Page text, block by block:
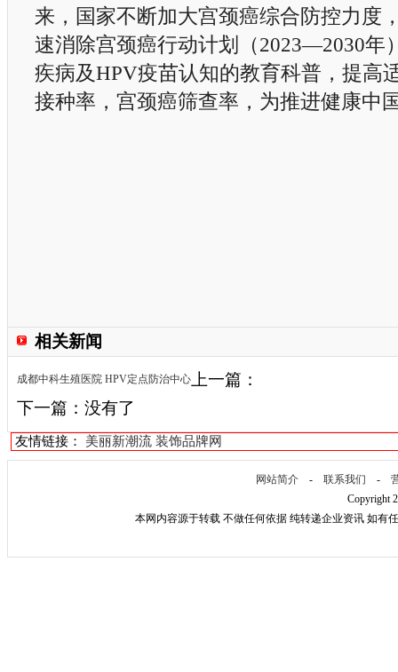
来，国家不断加大宫颈癌综合防控力度
速消除宫颈癌行动计划（2023—2030年
疾病及HPV疫苗认知的教育科普，提高
接种率，宫颈癌筛查率，为推进健康中
相关新闻
上一篇：
成都中科生殖医院 HPV定点防治中心
下一篇：没有了
友情链接： 美丽新潮流 装饰品牌网
网站简介 - 联系我们 -
Copyright
本网内容源于转载 不做任何依据 纯转递企业资讯 如有